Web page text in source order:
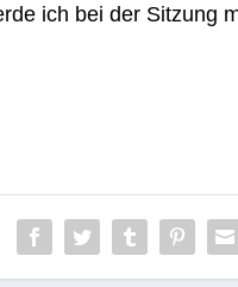
ich bei der Sit­zung